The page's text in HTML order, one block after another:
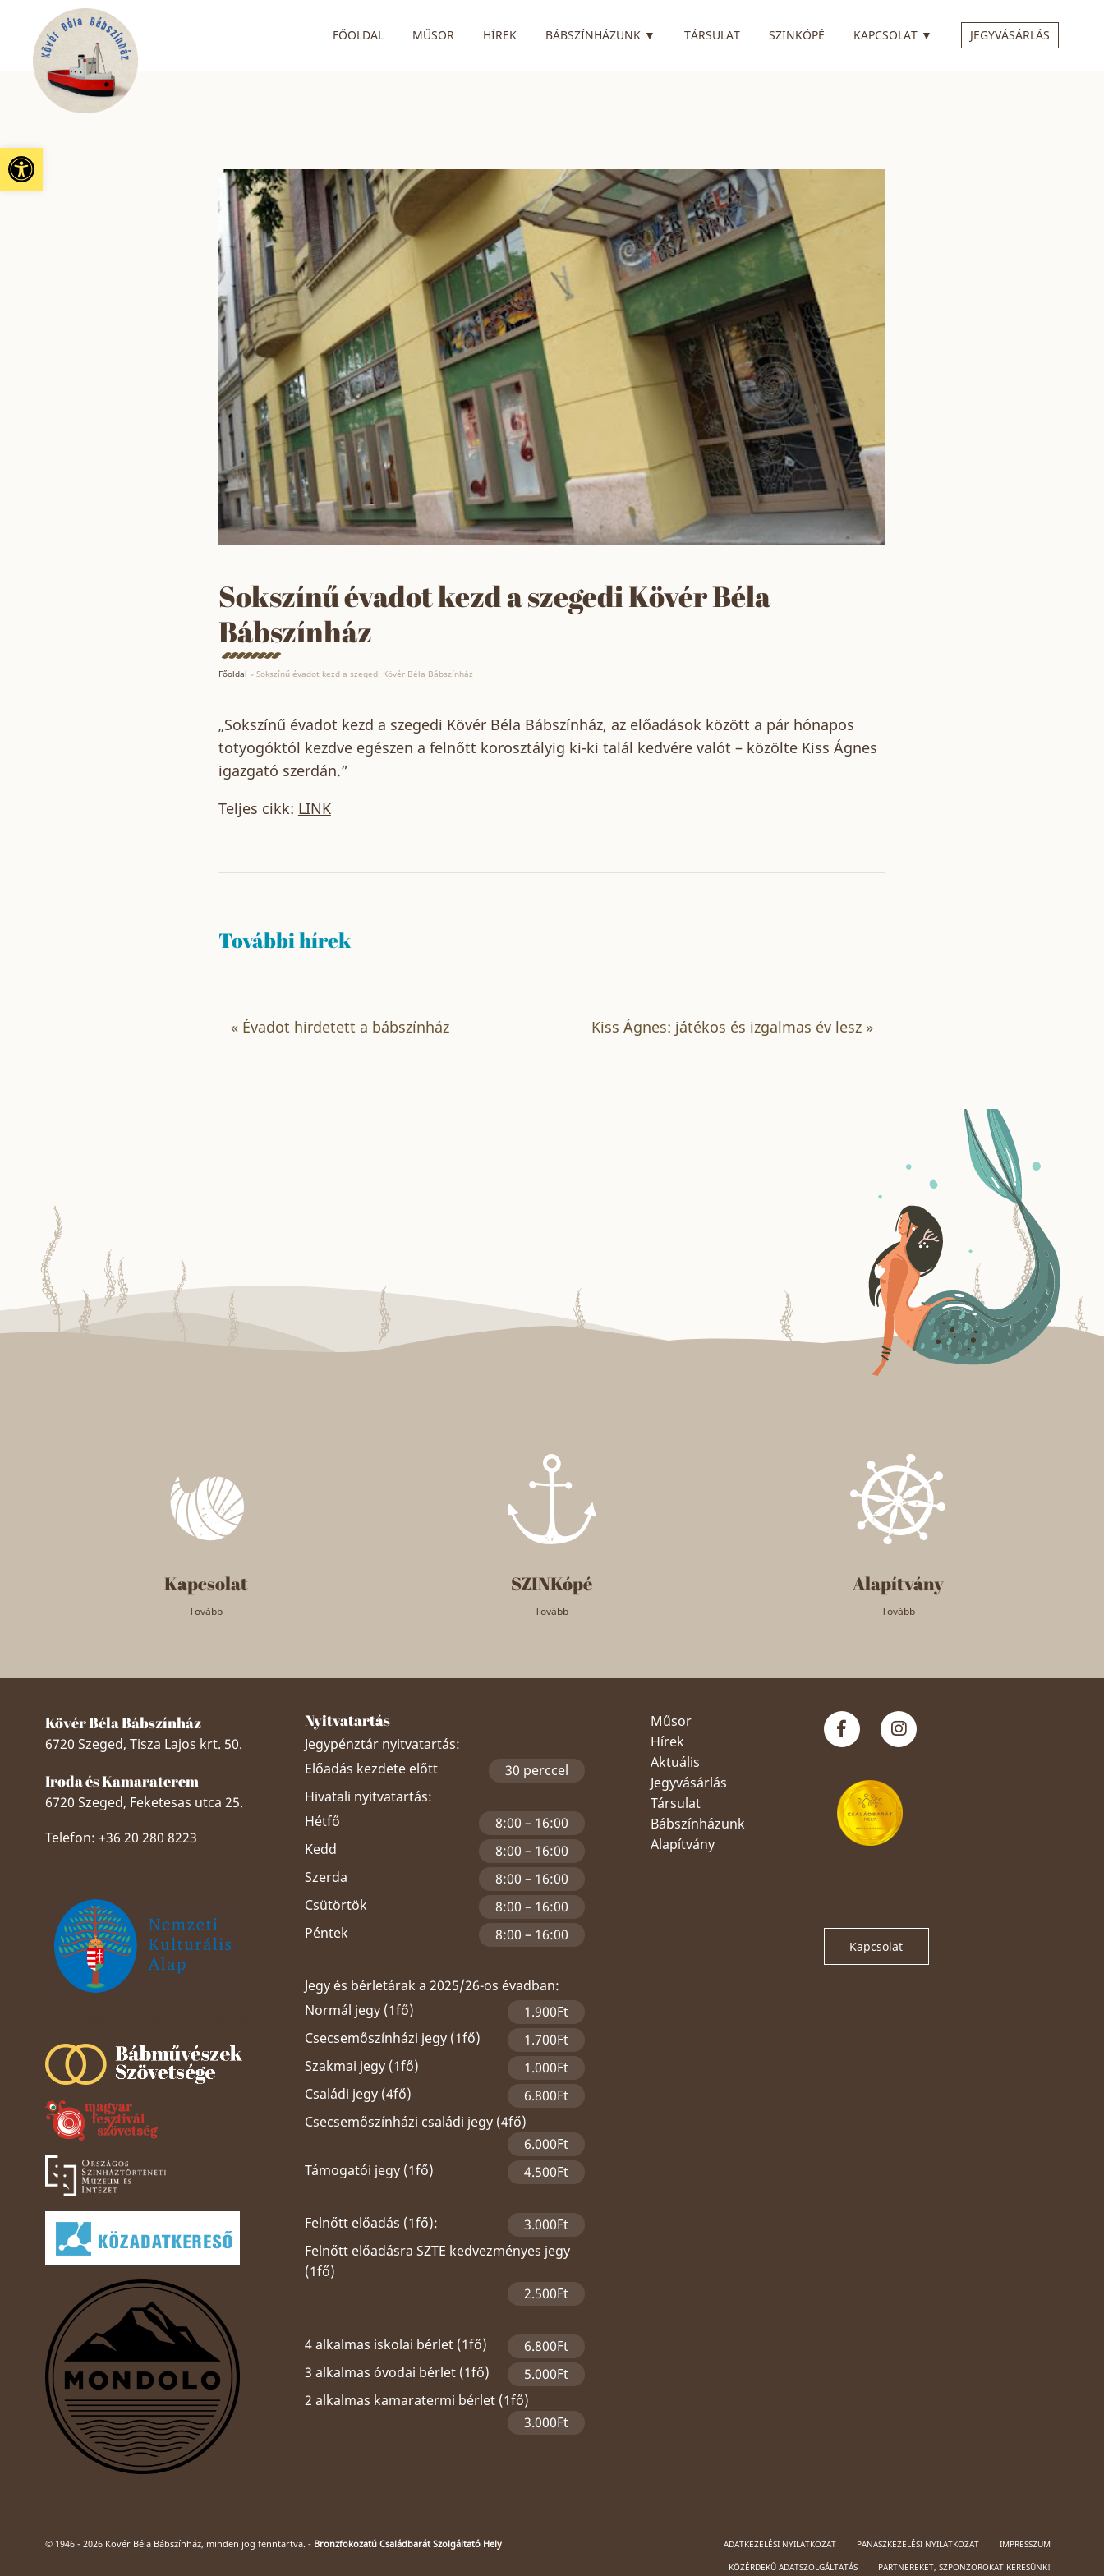
Eszköztár megnyitása
FŐOLDAL MŰSOR HÍREK BÁBSZÍNHÁZUNK ▼ RENDELKEZIK ALMENÜVEL
TÁRSULAT SZINKÓPÉ KAPCSOLAT ▼ RENDELKEZIK ALMENÜVEL
JEGYVÁSÁRLÁS
Sokszínű évadot kezd a szegedi Kövér Béla
Bábszínház
Főoldal » Sokszínű évadot kezd a szegedi Kövér Béla Bábszínház
„Sokszínű évadot kezd a szegedi Kövér Béla Bábszínház, az előadások között a pár hónapos
totyogóktól kezdve egészen a felnőtt korosztályig ki-ki talál kedvére valót – közölte Kiss Ágnes
igazgató szerdán.”
Teljes cikk: LINK
További hírek
« Évadot hirdetett a bábszínház Kiss Ágnes: játékos és izgalmas év lesz »
Kapcsolat
Tovább
SZINKópé
Tovább
Alapítvány
Tovább
Kövér Béla Bábszínház
6720 Szeged, Tisza Lajos krt. 50.
Iroda és Kamaraterem
6720 Szeged, Feketesas utca 25.
Telefon: +36 20 280 8223
Nyitvatartás
Jegypénztár nyitvatartás:
Előadás kezdete előtt
30 perccel
Hivatali nyitvatartás:
Hétfő
8:00 – 16:00
Kedd
8:00 – 16:00
Szerda
8:00 – 16:00
Csütörtök
8:00 – 16:00
Péntek
8:00 – 16:00
Jegy és bérletárak a 2025/26-os évadban:
Normál jegy (1fő)
1.900Ft
Csecsemőszínházi jegy (1fő)
1.700Ft
Szakmai jegy (1fő)
1.000Ft
Családi jegy (4fő)
6.800Ft
Csecsemőszínházi családi jegy (4fő)
6.000Ft
Támogatói jegy (1fő)
4.500Ft
Felnőtt előadás (1fő):
3.000Ft
Felnőtt előadásra SZTE kedvezményes jegy
(1fő)
2.500Ft
4 alkalmas iskolai bérlet (1fő)
6.800Ft
3 alkalmas óvodai bérlet (1fő)
5.000Ft
2 alkalmas kamaratermi bérlet (1fő)
3.000Ft
Műsor
Hírek
Aktuális
Jegyvásárlás
Társulat
Bábszínházunk
Alapítvány
Kapcsolat
© 1946 - 2026 Kövér Béla Bábszínház, minden jog fenntartva. - Bronzfokozatú Családbarát Szolgáltató Hely ADATKEZELÉSI NYILATKOZAT PANASZKEZELÉSI NYILATKOZAT
IMPRESSZUM
KÖZÉRDEKŰ ADATSZOLGÁLTATÁS
PARTNEREKET, SZPONZOROKAT KERESÜNK!